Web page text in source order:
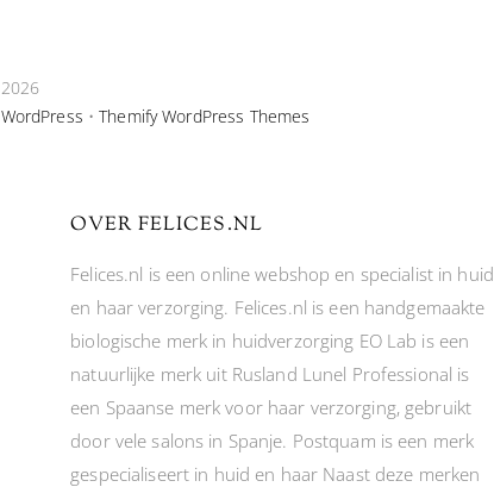
2026
WordPress •Themify WordPress Themes
OVER FELICES.NL
Felices.nl is een online webshop en specialist in huid
en haar verzorging. Felices.nl is een handgemaakte
biologische merk in huidverzorging EO Lab is een
natuurlijke merk uit Rusland Lunel Professional is
een Spaanse merk voor haar verzorging, gebruikt
door vele salons in Spanje. Postquam is een merk
gespecialiseert in huid en haar Naast deze merken